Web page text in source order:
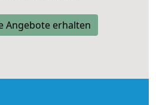
Angebote erhalten